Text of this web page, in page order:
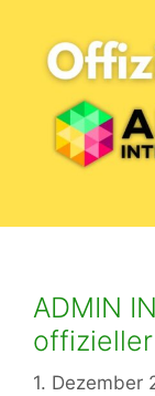
ADMIN
1. Dezember